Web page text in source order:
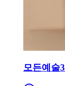
모든예술